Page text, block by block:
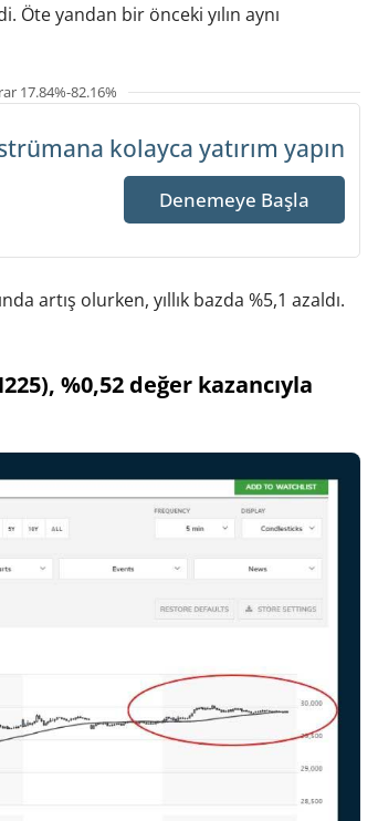
Öte yandan bir önceki yılın aynı
17.84%-82.16%
kolayca yatırım yapın
Denemeye Başla
artış olurken, yıllık bazda %5,1 azaldı.
%0,52 değer kazancıyla